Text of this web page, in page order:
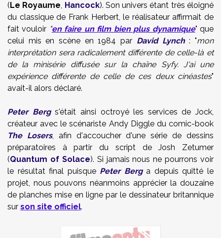
(Le Royaume, Hancock). Son univers étant très éloigné
du classique de Frank Herbert, le réalisateur affirmait de
fait vouloir "en faire un film bien plus dynamique" que
celui mis en scène en 1984 par David Lynch: "mon
interprétation sera radicalement différente de celle-là et
de la minisérie diffusée sur la chaîne Syfy. J'ai une
expérience différente de celle de ces deux cinéastes"
avait-il alors déclaré.
Peter Bergs'était ainsi octroyé les services de Jock,
créateur avec le scénariste Andy Diggle du comic-book
The Losers, afin d'accoucher d'une série de dessins
préparatoires à partir du script de Josh Zetumer
(Quantum of Solace). Si jamais nous ne pourrons voir
le résultat final puisque Peter Berga depuis quitté le
projet, nous pouvons néanmoins apprécier la douzaine
de planches mise en ligne par le dessinateur britannique
sur son site officiel.